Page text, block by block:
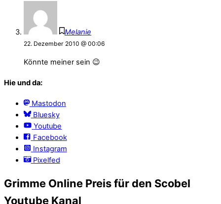
Melanie
22. Dezember 2010 @ 00:06
Könnte meiner sein 😉
Hie und da:
Mastodon
Bluesky
Youtube
Facebook
Instagram
Pixelfed
Grimme Online Preis für den Scobel
Youtube Kanal